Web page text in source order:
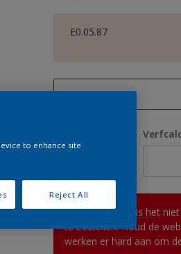
E0.05.87
1 L
2,5 L
10 L
Op dit moment is het
te bestellen. Houd de
werken er hard aan om
to enhance site
Reject All